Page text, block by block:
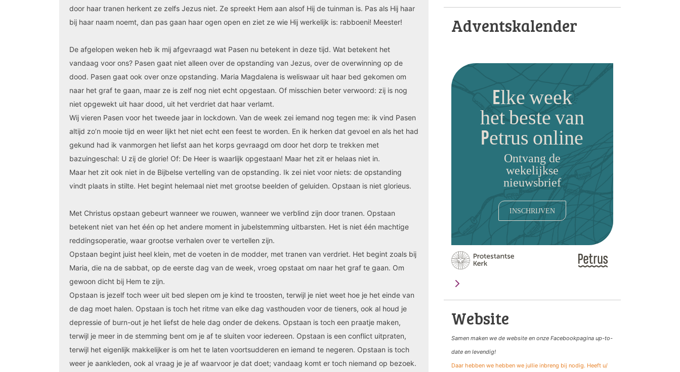
door haar tranen herkent ze zelfs Jezus niet. Ze spreekt Hem aan alsof Hij de tuinman is. Pas als Hij haar
bij haar naam noemt, dan pas gaan haar ogen open en ziet ze wie Hij werkelijk is: rabboeni! Meester!
De afgelopen weken heb ik mij afgevraagd wat Pasen nu betekent in deze tijd. Wat betekent het
vandaag voor ons? Pasen gaat niet alleen over de opstanding van Jezus, over de overwinning op de
dood. Pasen gaat ook over onze opstanding. Maria Magdalena is weliswaar uit haar bed gekomen om
naar het graf te gaan, maar ze is zelf nog niet echt opgestaan. Of misschien beter verwoord: zij is nog
niet opgewekt uit haar dood, uit het verdriet dat haar verlamt.
Wij vieren Pasen voor het tweede jaar in lockdown. Van de week zei iemand nog tegen me: ik vind Pasen
altijd zo’n mooie tijd en weer lijkt het niet echt een feest te worden. En ik herken dat gevoel en als het had
gekund had ik vanmorgen het liefst aan het korps gevraagd om door het dorp te trekken met
bazuingeschal: U zij de glorie! Of: De Heer is waarlijk opgestaan! Maar het zit er helaas niet in.
Maar het zit ook niet in de Bijbelse vertelling van de opstanding. Ik zei niet voor niets: de opstanding
vindt plaats in stilte. Het begint helemaal niet met grootse beelden of geluiden. Opstaan is niet glorieus.
Met Christus opstaan gebeurt wanneer we rouwen, wanneer we verblind zijn door tranen. Opstaan
betekent niet van het één op het andere moment in jubelstemming uitbarsten. Het is niet één machtige
reddingsoperatie, waar grootse verhalen over te vertellen zijn.
Opstaan begint juist heel klein, met de voeten in de modder, met tranen van verdriet. Het begint zoals bij
Maria, die na de sabbat, op de eerste dag van de week, vroeg opstaat om naar het graf te gaan. Om
gewoon dicht bij Hem te zijn.
Opstaan is jezelf toch weer uit bed slepen om je kind te troosten, terwijl je niet weet hoe je het einde van
de dag moet halen. Opstaan is toch het ritme van elke dag vasthouden voor de tieners, ook al houd je
depressie of burn-out je het liefst de hele dag onder de dekens. Opstaan is toch een praatje maken,
terwijl je meer in de stemming bent om je af te sluiten voor iedereen. Opstaan is een conflict uitpraten,
terwijl het eigenlijk makkelijker is om het te laten voortsudderen en iemand te negeren. Opstaan is toch
weer je aankleden, ook al vraag je je af waarvoor je dat doet; vandaag komt er toch niemand op bezoek.
Adventskalender
Elke week
het beste van
Petrus online
Ontvang de
wekelijkse
nieuwsbrief
INSCHRIJVEN
Website
Samen maken we de website en onze Facebookpagina up-to-
date en levendig!
Daar hebben we hebben we jullie inbreng bij nodig. Heeft u/